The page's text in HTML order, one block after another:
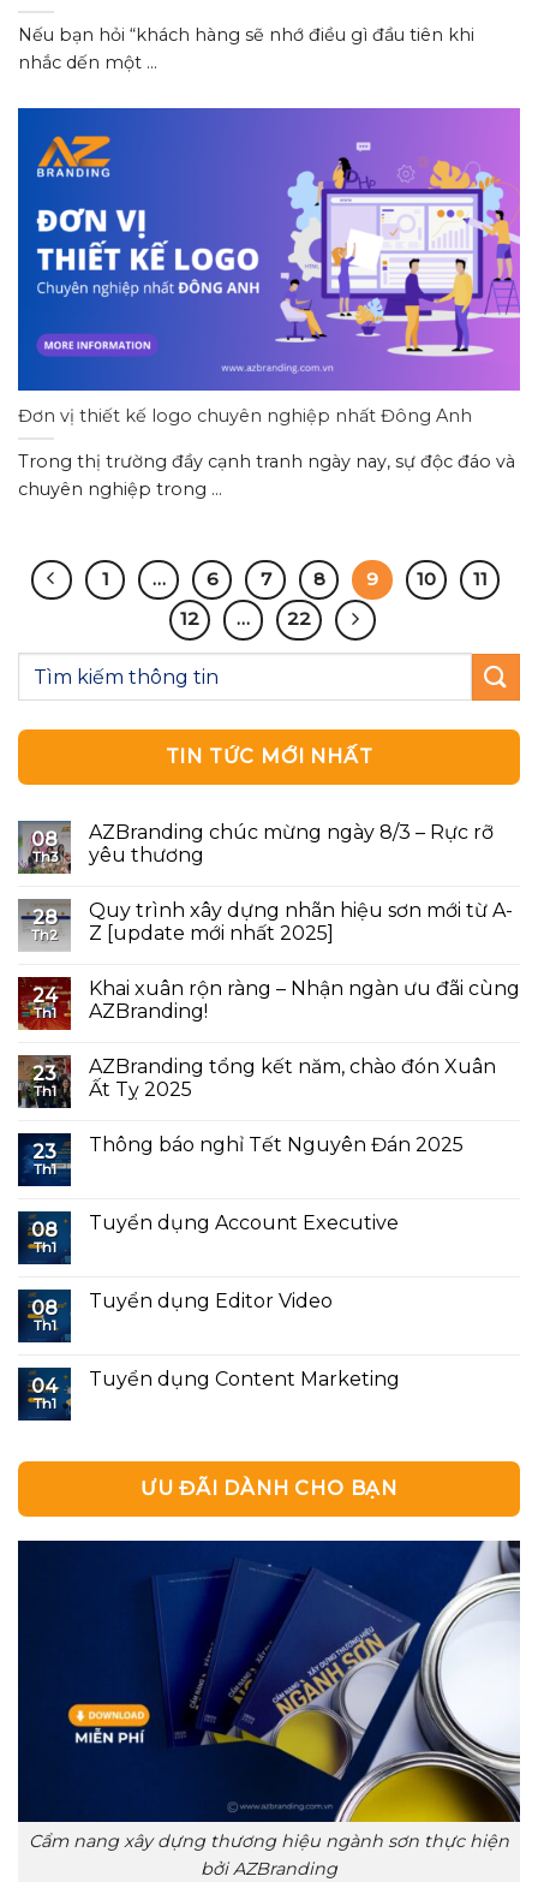
Nếu bạn hỏi “khách hàng sẽ nhớ điều gì đầu tiên khi
nhắc dến một ...
Đơn vị thiết kế logo chuyên nghiệp nhất Đông Anh
Trong thị trường đầy cạnh tranh ngày nay, sự độc đáo và
chuyên nghiệp trong ...
1 … 6 7 8 9 10
11
12
… 22
TIN TỨC MỚI NHẤT
08
Th3
AZBranding chúc mừng ngày 8/3 – Rực rỡ
yêu thương
28
Th2
Quy trình xây dựng nhãn hiệu sơn mới từ A-
Z [update mới nhất 2025]
24
Th1
Khai xuân rộn ràng – Nhận ngàn ưu đãi cùng
AZBranding!
23
Th1
AZBranding tổng kết năm, chào đón Xuân
Ất Tỵ 2025
23
Th1
Thông báo nghỉ Tết Nguyên Đán 2025
08
Th1
Tuyển dụng Account Executive
08
Th1
Tuyển dụng Editor Video
04
Th1
Tuyển dụng Content Marketing
ƯU ĐÃI DÀNH CHO BẠN
Cẩm nang xây dựng thương hiệu ngành sơn thực hiện
bởi AZBranding